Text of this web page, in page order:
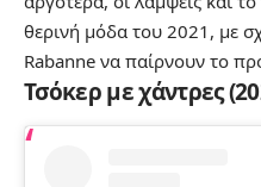
θερινή μόδα του 2021, με
Rabanne να παίρνουν το
Τσόκερ με χάντρες